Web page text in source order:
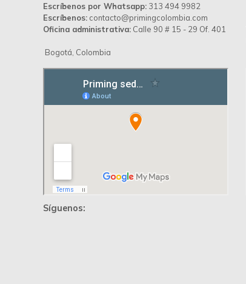
Escríbenos por Whatsapp: 313 494 9982
Escríbenos: contacto@primingcolombia.com
Oficina administrativa: Calle 90 # 15 - 29 Of. 401
Bogotá, Colombia
Síguenos: